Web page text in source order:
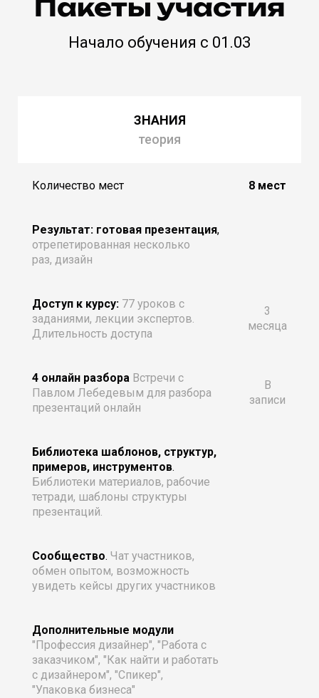
Пакеты участия
Начало обучения с 01.03
ЗНАНИЯ
теория
Количество мест 8 мест
Результат: готовая презентация,
отрепетированная несколько
раз, дизайн
Доступ к курсу: 77 уроков с
заданиями, лекции экспертов.
Длительность доступа
3
месяца
4 онлайн разбора Встречи с
Павлом Лебедевым для разбора
презентаций онлайн
В
записи
Библиотека шаблонов, структур,
примеров, инструментов.
Библиотеки материалов, рабочие
тетради, шаблоны структуры
презентаций.
Сообщество. Чат участников,
обмен опытом, возможность
увидеть кейсы других участников
Дополнительные модули
"Профессия дизайнер", "Работа с
заказчиком", "Как найти и работать
с дизайнером", "Спикер",
"Упаковка бизнеса"